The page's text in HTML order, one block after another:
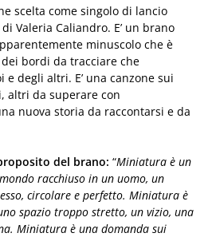
scelta come singolo di lancio
Valeria Caliandro. E’ un brano
minuscolo che è
bordi da tracciare che
e degli altri. E’ una canzone sui
altri da superare con
nuova storia da raccontarsi e da
del brano: “Miniatura è un
racchiuso in un uomo, un
circolare e perfetto. Miniatura è
spazio troppo stretto, un vizio, una
Miniatura è una domanda sui